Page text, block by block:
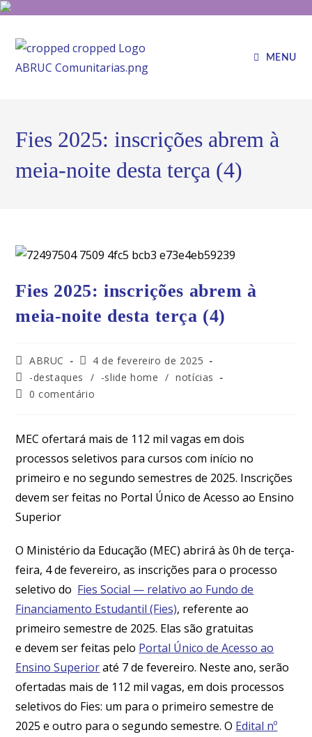
MENU
Fies 2025: inscrições abrem à
meia-noite desta terça (4)
Fies 2025: inscrições abrem à
meia-noite desta terça (4)
ABRUC
4 de fevereiro de 2025
-destaques
/ -slide home / notícias
0 comentário
MEC ofertará mais de 112 mil vagas em dois
processos seletivos para cursos com início no
primeiro e no segundo semestres de 2025. Inscrições
devem ser feitas no Portal Único de Acesso ao Ensino
Superior
O Ministério da Educação (MEC) abrirá às 0h de terça-
feira, 4 de fevereiro, as inscrições para o processo
seletivo do Fies Social — relativo ao Fundo de
Financiamento Estudantil (Fies), referente ao
primeiro semestre de 2025. Elas são gratuitas
e devem ser feitas pelo Portal Único de Acesso ao
Ensino Superioraté 7 de fevereiro. Neste ano, serão
ofertadas mais de 112 mil vagas, em dois processos
seletivos do Fies: um para o primeiro semestre de
2025 e outro para o segundo semestre. O Edital nº